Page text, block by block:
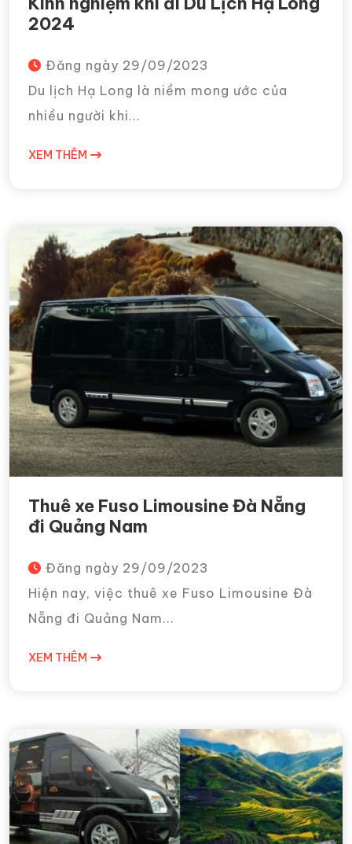
2024
Đăng ngày 29/09/2023
Du lịch Hạ Long là niềm mong ước của
nhiều người khi...
XEM THÊM
Thuê xe Fuso Limousine Đà Nẵng
đi Quảng Nam
Đăng ngày 29/09/2023
Hiện nay, việc thuê xe Fuso Limousine Đà
Nẵng đi Quảng Nam...
XEM THÊM